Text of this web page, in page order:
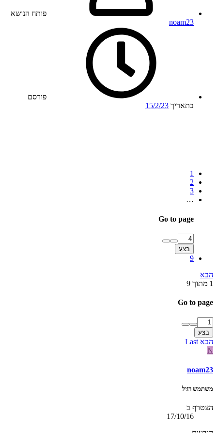
פותח הנושא
noam23
פורסם
בתאריך 15/2/23
1
2
3
…
Go to page
בצע
9
הבא
1 מתוך 9
Go to page
בצע
הבא Last
N
noam23
משתמש רגיל
הצטרף ב
17/10/16